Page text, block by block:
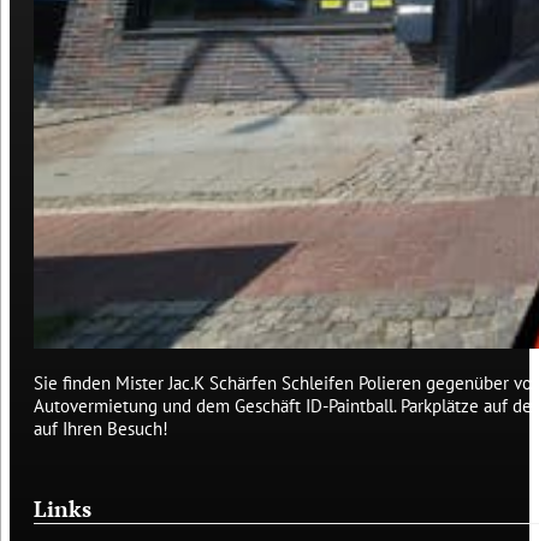
Sie finden Mister Jac.K Schärfen Schleifen Polieren gegenüber
Autovermietung und dem Geschäft ID-Paintball. Parkplätze auf
auf Ihren Besuch!
Links